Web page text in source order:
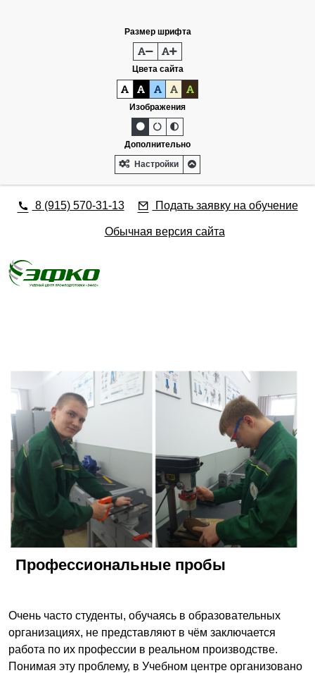
Размер шрифта
Цвета сайта
Изображения
Дополнительно
Настройки
8 (915) 570-31-13 Подать заявку на обучение
Обычная версия сайта
Профессиональные пробы
Очень часто студенты, обучаясь в образовательных
организациях, не представляют в чём заключается
работа по их профессии в реальном производстве.
Понимая эту проблему, в Учебном центре организовано